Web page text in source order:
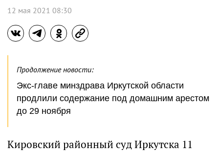
12 мая 2021 08:30
Продолжение новости:
Экс-главе минздрава Иркутской области
продлили содержание под домашним арестом
до 29 ноября
Кировский районный суд Иркутска 11